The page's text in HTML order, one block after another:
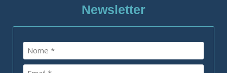
Newsletter